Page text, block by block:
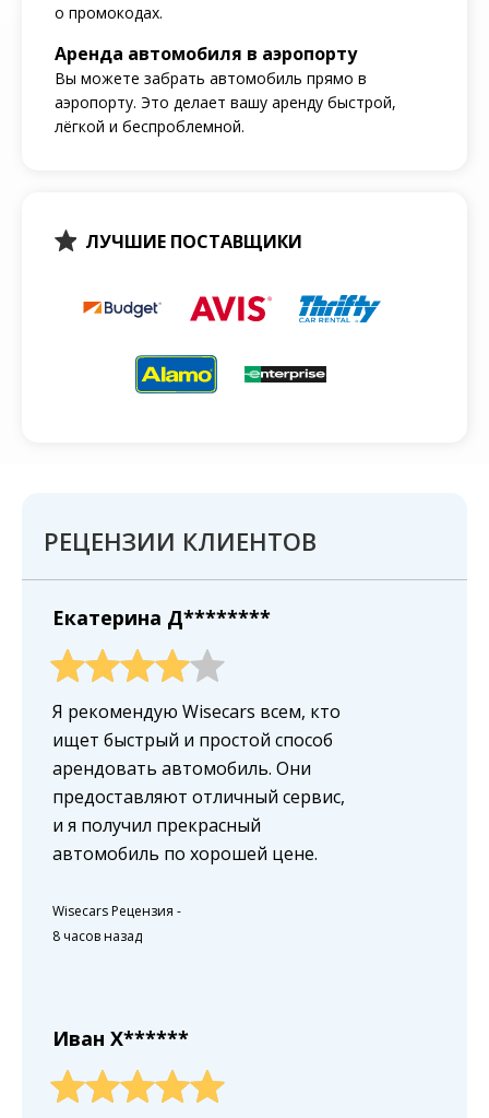
о промокодах.
Аренда автомобиля в аэропорту
Вы можете забрать автомобиль прямо в
аэропорту. Это делает вашу аренду быстрой,
лёгкой и беспроблемной.
ЛУЧШИЕ ПОСТАВЩИКИ
РЕЦЕНЗИИ КЛИЕНТОВ
Екатерина Д********
Я рекомендую Wisecars всем, кто
ищет быстрый и простой способ
арендовать автомобиль. Они
предоставляют отличный сервис,
и я получил прекрасный
автомобиль по хорошей цене.
Wisecars Рецензия -
8 часов назад
Иван X******